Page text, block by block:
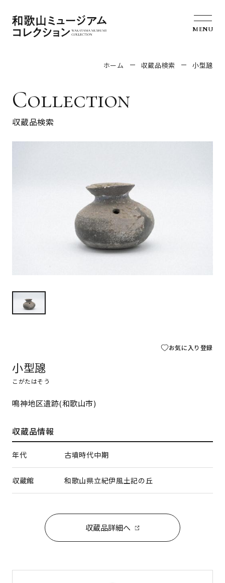
MENU
ホーム 収蔵品検索 小型𤭯
Collection
収蔵品検索
お気に入り登録
小型𤭯
こがたはそう
鳴神地区遺跡(和歌山市)
収蔵品情報
年代 古墳時代中期
収蔵館 和歌山県立紀伊風土記の丘
収蔵品詳細へ